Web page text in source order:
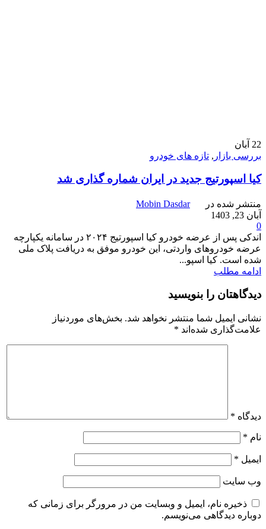
22 آبان
بررسی بازار , تازه های خودرو
کیا اسپورتیج جدید در ایران شماره گذاری شد
منتشر شده در
Mobin Dasdar
آبان 23, 1403
0
اندکی پس از عرضه خودرو کیا اسپورتیج ۲۰۲۴ در سامانه یکپارچه
عرضه خودروهای واردتی، این خودرو موفق به دریافت پلاک ملی
شده است. کیا اسپو...
ادامه مطلب
دیدگاهتان را بنویسید
نشانی ایمیل شما منتشر نخواهد شد. بخش‌های موردنیاز
علامت‌گذاری شده‌اند *
دیدگاه *
نام *
ایمیل *
وب‌ سایت
ذخیره نام، ایمیل و وبسایت من در مرورگر برای زمانی که
دوباره دیدگاهی می‌نویسم.